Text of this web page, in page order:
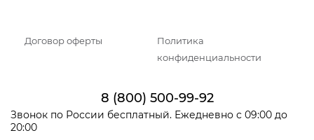
Договор оферты
Политика
конфиденциальности
8 (800) 500-99-92
Звонок по России бесплатный. Ежедневно с 09:00 до
20:00